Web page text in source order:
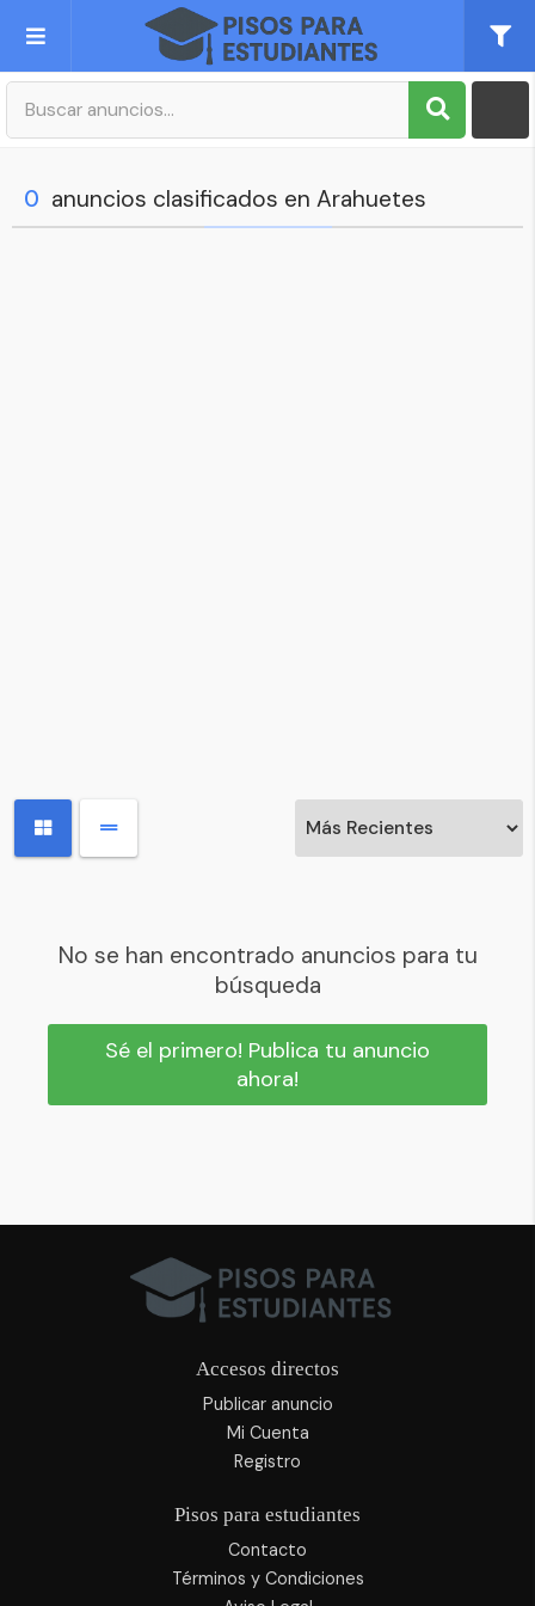
Publica tu Anuncio
0 anuncios clasificados en Arahuetes
No se han encontrado anuncios para tu
búsqueda
Sé el primero! Publica tu anuncio
ahora!
Accesos directos
Publicar anuncio
Mi Cuenta
Registro
Pisos para estudiantes
Contacto
Términos y Condiciones